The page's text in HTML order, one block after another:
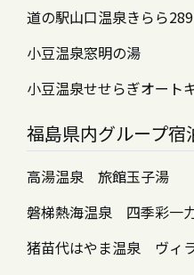
道の駅山口温泉きらら289
小豆温泉窓明の湯
小豆温泉せせらぎオート
福島県内グループ宿
高湯温泉 旅館玉子湯
磐梯熱海温泉 四季彩一
猪苗代はやま温泉 ヴィ